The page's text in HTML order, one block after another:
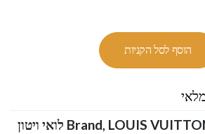
הוסף לסל הקניות
Brand, LOUIS VUITTON SUITS לואי ויטון